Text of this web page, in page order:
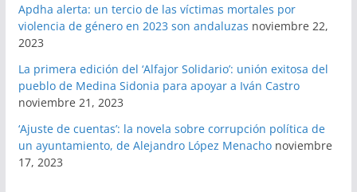
Apdha alerta: un tercio de las víctimas mortales por
violencia de género en 2023 son andaluzas noviembre 22,
2023
La primera edición del ‘Alfajor Solidario’: unión exitosa del
pueblo de Medina Sidonia para apoyar a Iván Castro
noviembre 21, 2023
‘Ajuste de cuentas’: la novela sobre corrupción política de
un ayuntamiento, de Alejandro López Menacho noviembre
17, 2023